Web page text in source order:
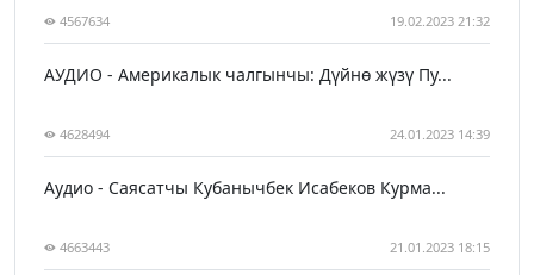
4567634 19.02.2023 21:32
АУДИО - Америкалык чалгынчы: Дүйнө жүзү Пу...
4628494 24.01.2023 14:39
Аудио - Саясатчы Кубанычбек Исабеков Курма...
4663443 21.01.2023 18:15